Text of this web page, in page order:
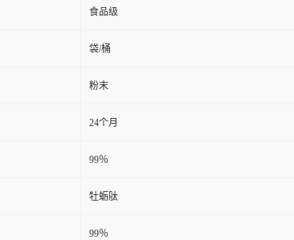
食品级
袋/桶
粉末
24个月
99％
牡蛎肽
99％